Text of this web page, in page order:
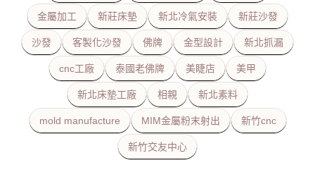
金屬加工 新莊床墊 新北冷氣安裝 新莊沙發
沙發 客製化沙發 佛牌 金型設計 新北抓漏
cnc工廠 泰國老佛牌 美睫店 美甲
新北床墊工廠 相親 新北素料
mold manufacture MIM金屬粉末射出 新竹cnc
新竹交友中心